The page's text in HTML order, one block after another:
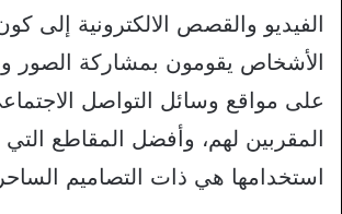
الفيديو والقصص الالكترونية إلى
الأشخاص يقومون بمشاركة الصور
على مواقع وسائل التواصل
المقربين لهم، وأفضل المقاطع
استخدامها هي ذات التصاميم